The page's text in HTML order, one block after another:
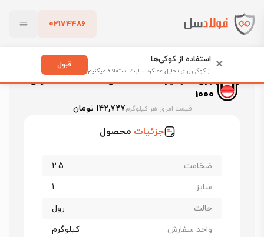
02174486
پاک کردن
فولادسل
ورق گالوانیزه هفت الماس ضخامت 2.5 عرض 1000
ورق گالوانیزه هفت الماس ضخامت 2.5 عرض
1000
قیمت امروز هر کیلوگرم142,727 تومان
جزئیات محصول
ضخامت
2.5
سایز
1
حالت
رول
واحد سفارش
کیلوگرم
× استفاده از کوکی‌ها
از کوکی برای تحلیل عملکرد سایت استفاده میکنیم
قبول